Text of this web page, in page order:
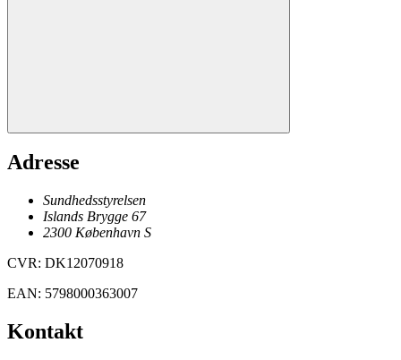
Adresse
Sundhedsstyrelsen
Islands Brygge 67
2300 København S
CVR: DK12070918
EAN: 5798000363007
Kontakt